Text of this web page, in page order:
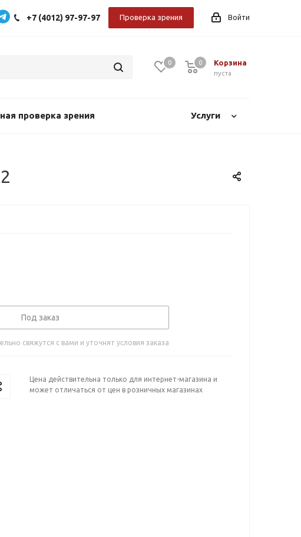
Войти
+7 (4012) 97-97-97 Проверка зрения
0 Корзина
0
пуста
0
проверка зрения Услуги
Под заказ
свяжутся с вами и уточнят условия заказа
Цена действительна только для интернет-магазина и
может отличаться от цен в розничных магазинах